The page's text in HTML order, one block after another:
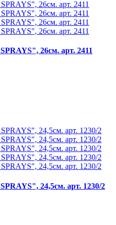
26см. арт. 2411
24,5см. арт. 1230/2